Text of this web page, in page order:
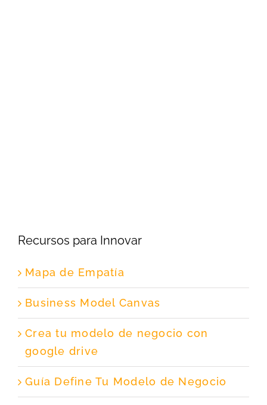
Recursos para Innovar
Mapa de Empatía
Business Model Canvas
Crea tu modelo de negocio con
google drive
Guía Define Tu Modelo de Negocio